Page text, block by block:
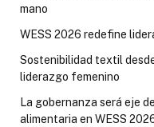
mano
WESS 2026 redefine
Sostenibilidad textil
liderazgo femenino
La gobernanza será eje
alimentaria en WESS